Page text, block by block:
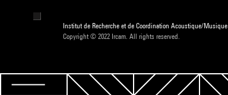
Institut de Recherche et de Coordination Acoustique/Musique
Copyright © 2022 Ircam. All rights reserved.